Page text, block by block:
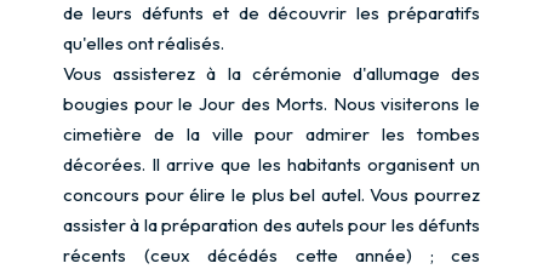
de leurs défunts et de découvrir les préparatifs
qu'elles ont réalisés.
Vous assisterez à la cérémonie d'allumage des
bougies pour le Jour des Morts. Nous visiterons le
cimetière de la ville pour admirer les tombes
décorées. Il arrive que les habitants organisent un
concours pour élire le plus bel autel. Vous pourrez
assister à la préparation des autels pour les défunts
récents (ceux décédés cette année) ; ces